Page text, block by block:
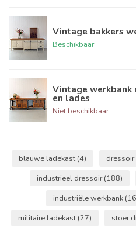
Vintage bakkers
Beschikbaar
Vintage werkbank
en lades
Niet beschikbaar
blauwe ladekast (4) dressoir
industrieel dressoir(188)
industriële werkbank
militaire ladekast (27) stoer